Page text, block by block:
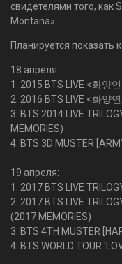
свидетелями того, как
Montana».
Планируется показать
18 апреля:
1. 2015 BTS LIVE <화양
2. 2016 BTS LIVE <화양연
3. BTS 2014 LIVE
MEMORIES)
4. BTS 3D MUSTER
19 апреля:
1. 2017 BTS LIVE
2. 2017 BTS LIVE
(2017 MEMORIES)
3. BTS 4TH MUSTER
4. BTS WORLD TOUR